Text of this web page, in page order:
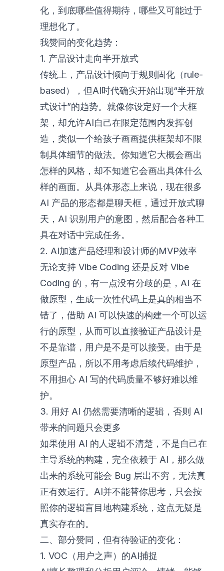
化，到底哪些值得期待，哪些又可能过于
理想化了。
我赞同的变化趋势：
1. 产品设计走向半开放式
传统上，产品设计倾向于规则固化（rule-
based），但AI时代确实开始出现“半开放
式设计”的趋势。就像你设定好一个大框
架，却允许AI自己在限定范围内发挥创
造，类似一个给孩子画画提供框架却不限
制具体细节的做法。你知道它大概会画出
怎样的风格，却不知道它会画出具体什么
样的画面。从具体形态上来说，现在很多
AI 产品的形态都是聊天框，通过开放式聊
天，AI 识别用户的意图，然后配合各种工
具在对话中完成任务。
2. AI加速产品经理和设计师的MVP效率
无论支持 Vibe Coding 还是反对 Vibe
Coding 的，有一点没有分歧的是，AI 在
做原型，生成一次性代码上是真的相当不
错了，借助 AI 可以快速的构建一个可以运
行的原型，从而可以直接验证产品设计是
不是靠谱，用户是不是可以接受。由于是
原型产品，所以不用考虑后续代码维护，
不用担心 AI 写的代码质量不够好难以维
护。
3. 用好 AI 仍然需要清晰的逻辑，否则 AI
带来的问题只会更多
如果使用 AI 的人逻辑不清楚，不是自己在
主导系统的构建，完全依赖于 AI，那么做
出来的系统可能会 Bug 层出不穷，无法真
正有效运行。AI并不能替你思考，只会按
照你的逻辑盲目地构建系统，这点无疑是
真实存在的。
二、部分赞同，但有待验证的变化：
1. VOC（用户之声）的AI捕捉